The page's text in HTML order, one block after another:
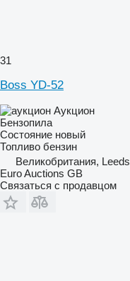
31
Boss YD-52
Аукцион
Бензопила
Состояние новый
Топливо бензин
Великобритания, Leeds
Euro Auctions GB
Связаться с продавцом